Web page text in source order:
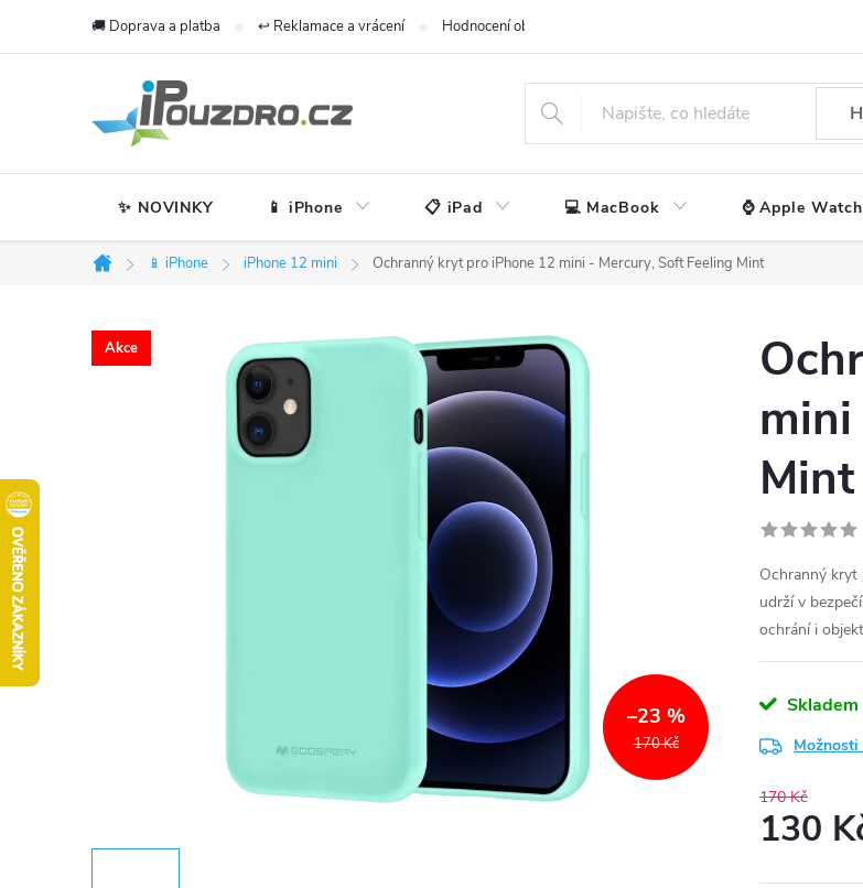
🚚 Doprava a platba ↩️ Reklamace a vrácení Hodnocení obchodu
✨ NOVINKY 📱 iPhone 📋 iPad 💻 MacBook ⌚ Apple Watch
Domů
📱 iPhone iPhone 12 mini Ochranný kryt pro iPhone 12 mini - Mercury, Soft Feeling Mint
Akce
170 Kč
–23 %
mini
Mint
Ochranný kryt
udrží v
ochrání i
Možnosti
170 Kč
130